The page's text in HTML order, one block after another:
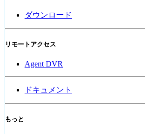
ダウンロード
リモートアクセス
Agent DVR
ドキュメント
もっと